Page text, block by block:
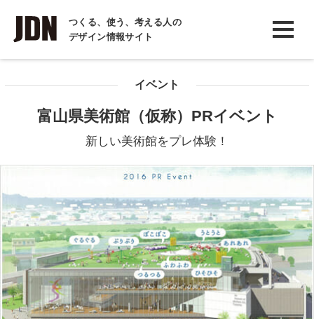
つくる、使う、考える人の
デザイン情報サイト
INTERVIEW
インタビュー
COLUMN
イベント
富山県美術館（仮称）PRイベント
新しい美術館をプレ体験！